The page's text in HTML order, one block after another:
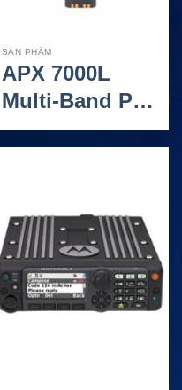
SẢN PHẨM
APX 7000L
Multi-Band P25
Portable Radio
Băng Tần Tích
Hợp LTE